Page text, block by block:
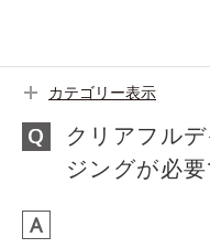
カテゴリー表示
クリアフル
ジングが必